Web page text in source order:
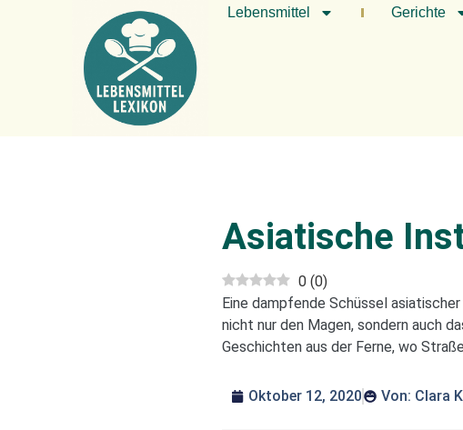
Lebensmittel Gerichte
Asiatische
0 (0)
Eine dampfende Schüssel
nicht nur den Magen, sondern auch
Geschichten aus der Ferne, wo
Oktober 12, 2020 Von: Clara